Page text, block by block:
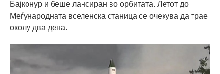
Бајконур и беше лансиран во орбитата. Летот до
Меѓународната вселенска станица се очекува да трае
околу два дена.